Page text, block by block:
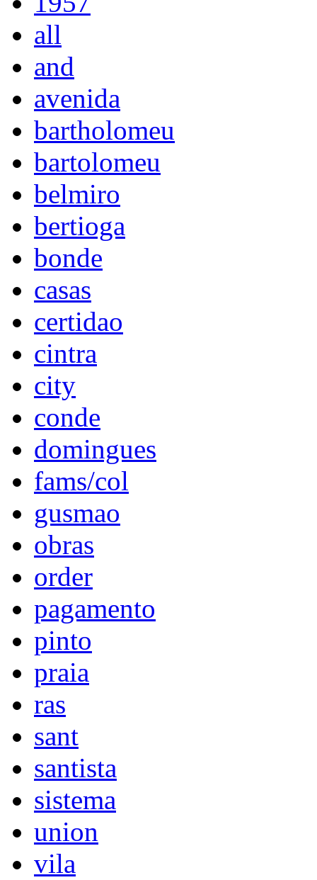
all
and
avenida
bartholomeu
bartolomeu
belmiro
bertioga
bonde
casas
certidao
cintra
city
conde
domingues
fams/col
gusmao
obras
order
pagamento
pinto
praia
ras
sant
santista
sistema
union
vila